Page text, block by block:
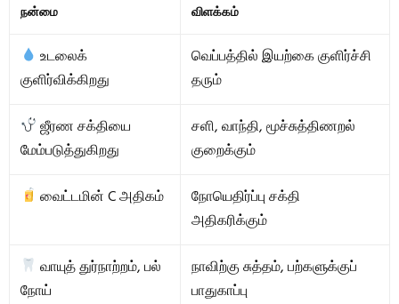
நன்மை விளக்கம்
உடலைக்
குளிர்விக்கிறது
வெப்பத்தில் இயற்கை குளிர்ச்சி
தரும்
ஜீரண சக்தியை
மேம்படுத்துகிறது
சளி, வாந்தி, மூச்சுத்திணறல்
குறைக்கும்
வைட்டமின் C அதிகம்
நோயெதிர்ப்பு சக்தி
அதிகரிக்கும்
வாயுத் துர்நாற்றம், பல்
நோய்
நாவிற்கு சுத்தம், பற்களுக்குப்
பாதுகாப்பு